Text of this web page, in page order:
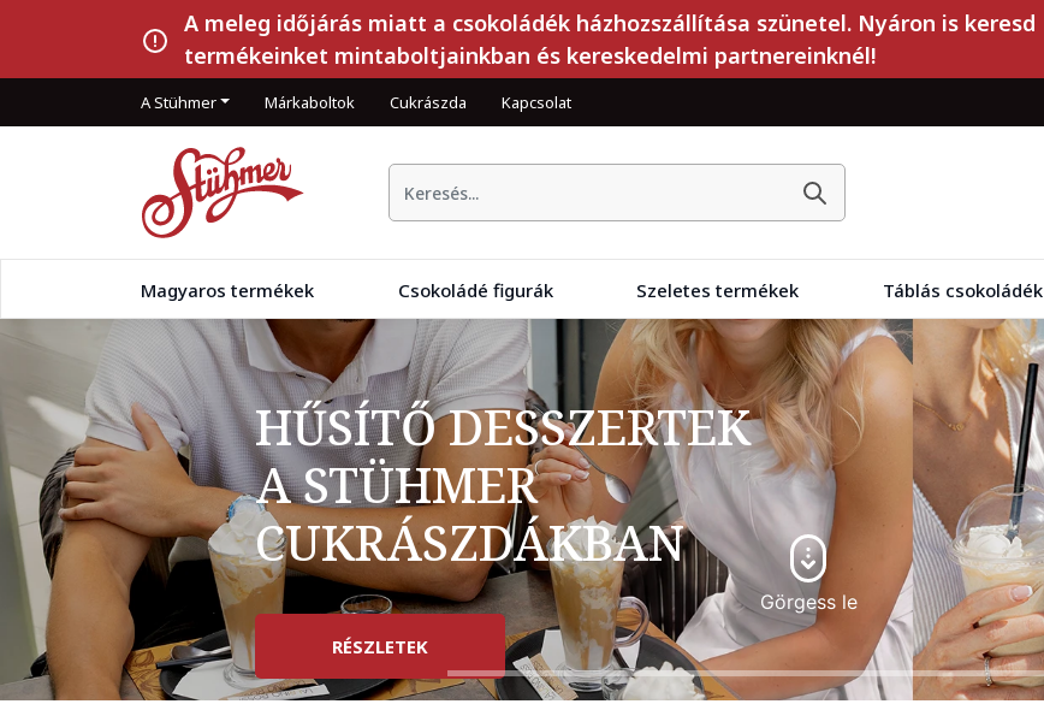
A meleg időjárás miatt a csokoládék házhozszállítása szünetel. Nyáron is keresd
termékeinket mintaboltjainkban és kereskedelmi partnereinknél!
A Stühmer Márkaboltok Cukrászda Kapcsolat
Magyaros termékek Csokoládé figurák Szeletes termékek Táblás csokoládék
HŰSÍTŐ DESSZERTEK
A STÜHMER
CUKRÁSZDÁKBAN
RÉSZLETEK
Görgess le